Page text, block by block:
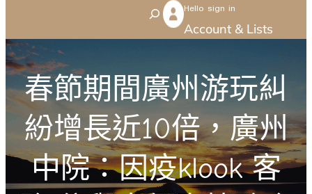
容
S
e
r
c
h
Hello sign in
Account & Lists
春節期間廣州游玩糾
紛增長近10倍，廣州
中院：因疫klook 客